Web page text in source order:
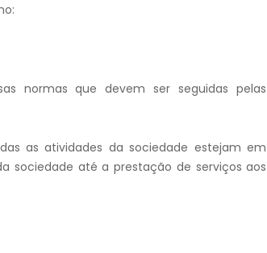
normas que devem ser seguidas pelas
as atividades da sociedade estejam em
sociedade até a prestação de serviços aos